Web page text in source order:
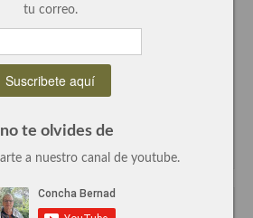
tu correo.
te olvides de
a nuestro canal de youtube.